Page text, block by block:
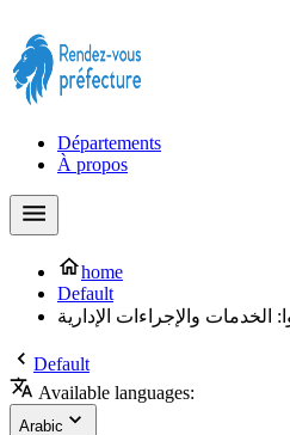
Départements
À propos
home
Default
الخدمات والإجراءات الإدارية
Default
Available languages:
Arabic